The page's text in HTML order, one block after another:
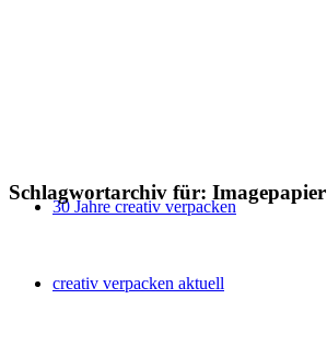
30 Jahre creativ verpacken
creativ verpacken aktuell
Schlagwortarchiv für: Imagepapier